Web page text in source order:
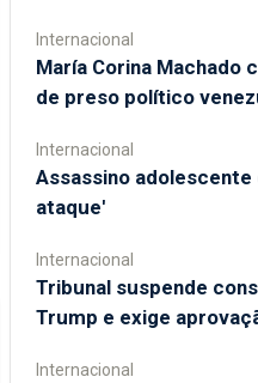
Internacional
María Corina Machado
de preso político
Internacional
Assassino adolescente
ataque'
Internacional
Tribunal suspende
Trump e exige
Internacional